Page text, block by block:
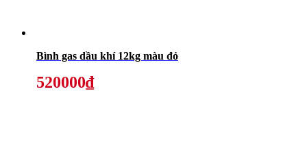
Bình gas dầu khí 12kg màu đỏ
520000₫